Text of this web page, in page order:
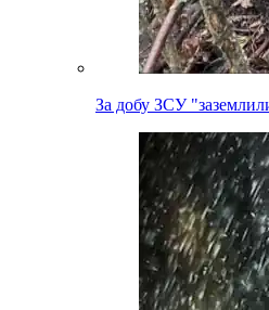
За добу ЗСУ